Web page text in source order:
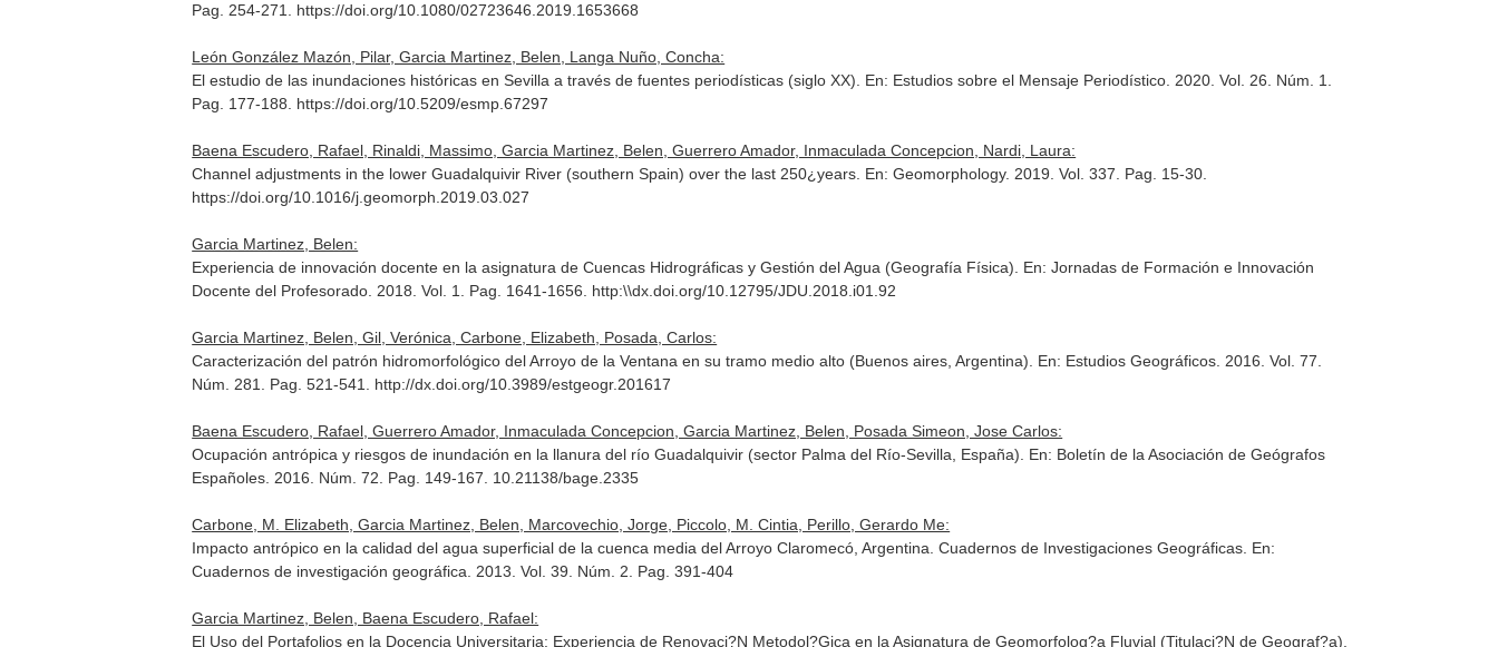
Pag. 254-271. https://doi.org/10.1080/02723646.2019.1653668
León González Mazón, Pilar, Garcia Martinez, Belen, Langa Nuño, Concha:
El estudio de las inundaciones históricas en Sevilla a través de fuentes periodísticas (siglo XX). En: Estudios sobre el Mensaje Periodístico . 2020. Vol. 26. Núm. 1.
Pag. 177-188. https://doi.org/10.5209/esmp.67297
Baena Escudero, Rafael, Rinaldi, Massimo, Garcia Martinez, Belen, Guerrero Amador, Inmaculada Concepcion, Nardi, Laura:
Channel adjustments in the lower Guadalquivir River (southern Spain) over the last 250¿years. En: Geomorphology. 2019. Vol. 337. Pag. 15-30.
https://doi.org/10.1016/j.geomorph.2019.03.027
Garcia Martinez, Belen:
Experiencia de innovación docente en la asignatura de Cuencas Hidrográficas y Gestión del Agua (Geografía Física). En: Jornadas de Formación e Innovación
Docente del Profesorado . 2018. Vol. 1. Pag. 1641-1656. http:\\dx.doi.org/10.12795/JDU.2018.i01.92
Garcia Martinez, Belen, Gil, Verónica, Carbone, Elizabeth, Posada, Carlos:
Caracterización del patrón hidromorfológico del Arroyo de la Ventana en su tramo medio alto (Buenos aires, Argentina). En: Estudios Geográficos . 2016. Vol. 77.
Núm. 281. Pag. 521-541. http://dx.doi.org/10.3989/estgeogr.201617
Baena Escudero, Rafael, Guerrero Amador, Inmaculada Concepcion, Garcia Martinez, Belen, Posada Simeon, Jose Carlos:
Ocupación antrópica y riesgos de inundación en la llanura del río Guadalquivir (sector Palma del Río-Sevilla, España). En: Boletín de la Asociación de Geógrafos
Españoles . 2016. Núm. 72. Pag. 149-167. 10.21138/bage.2335
Carbone, M. Elizabeth, Garcia Martinez, Belen, Marcovechio, Jorge, Piccolo, M. Cintia, Perillo, Gerardo Me:
Impacto antrópico en la calidad del agua superficial de la cuenca media del Arroyo Claromecó, Argentina. Cuadernos de Investigaciones Geográficas. En:
Cuadernos de investigación geográfica . 2013. Vol. 39. Núm. 2. Pag. 391-404
Garcia Martinez, Belen, Baena Escudero, Rafael:
El Uso del Portafolios en la Docencia Universitaria: Experiencia de Renovaci?N Metodol?Gica en la Asignatura de Geomorfolog?a Fluvial (Titulaci?N de Geograf?a).